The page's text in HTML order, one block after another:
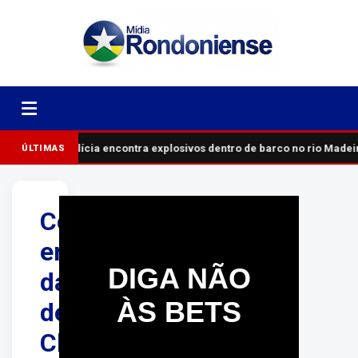
ÚLTIMASPolícia encontra explosivos dentro de barco no rio
Com
emenda
da
deputada
Cláudia
DIGA NÃO
ÀS BETS